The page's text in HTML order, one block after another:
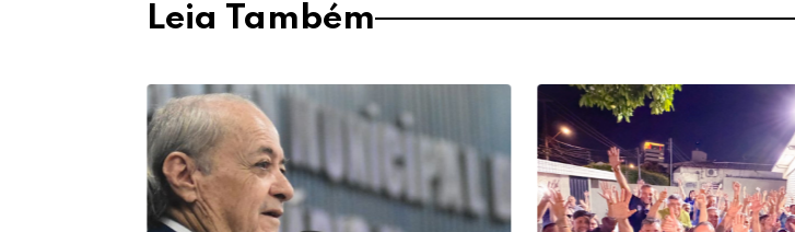
Leia Também